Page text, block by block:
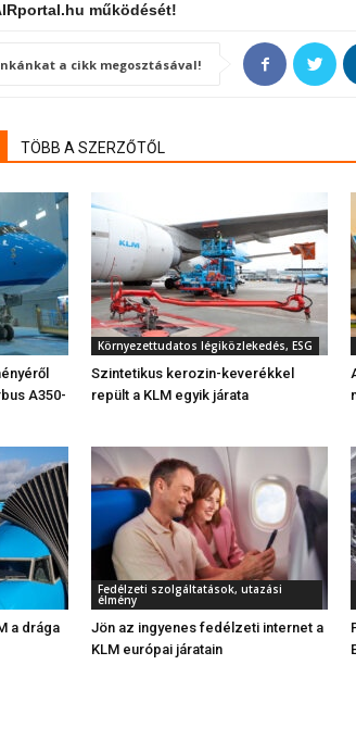
működését!
a cikk megosztásával!
TÖBB A SZERZŐTŐL
A350-
Környezettudatos légiközlekedés, ESG
Szintetikus kerozin-keverékkel
repült a KLM egyik járata
a drága
Fedélzeti szolgáltatások, utazási
élmény
Jön az ingyenes fedélzeti internet a
KLM európai járatain